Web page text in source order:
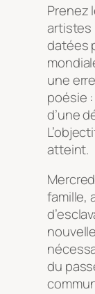
Prenez
artistes
datées
une
poésie
d’une
atteint.
famille,
du